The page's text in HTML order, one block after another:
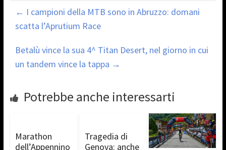
← I campioni della MTB sono in Abruzzo: domani
scatta l’Aprutium Race
Betalù vince la sua 4^ Titan Desert, nel giorno in cui
un tandem vince la tappa →
Potrebbe anche interessarti
Marathon
dell’Appennino
Tragedia di
Genova: anche